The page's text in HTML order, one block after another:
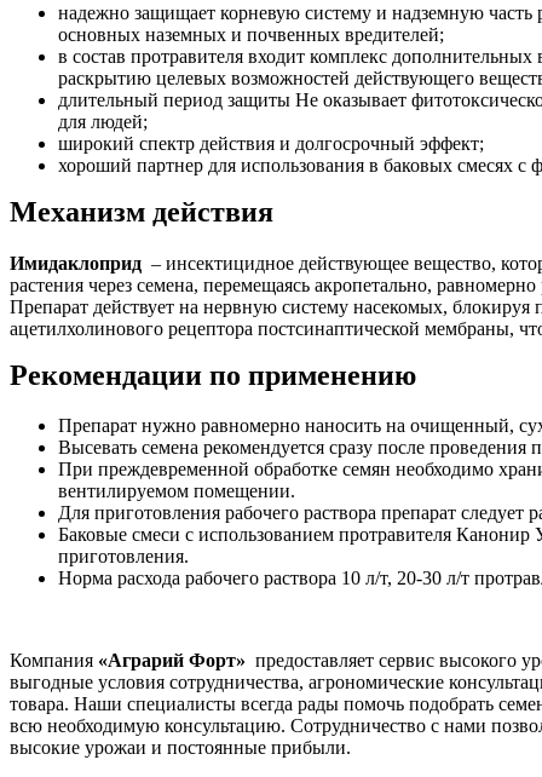
надежно защищает корневую систему и надземную часть
основных наземных и почвенных вредителей;
в состав протравителя входит комплекс
раскрытию целевых возможностей действующего
длительный период защиты Не оказывает
для людей;
широкий спектр действия и долгосрочный эффект;
хороший партнер для использования в баковых смесях
Механизм действия
Имидаклоприд – инсектицидное действующее вещество,
растения через семена, перемещаясь акропетально,
Препарат действует на нервную систему насекомых, блокируя
ацетилхолинового рецептора постсинаптической мембраны,
Рекомендации по применению
Препарат нужно равномерно наносить на очищенный,
Высевать семена рекомендуется сразу после проведения
При преждевременной обработке семян необходимо
вентилируемом помещении.
Для приготовления рабочего раствора препарат следует
Баковые смеси с использованием протравителя Канонир
приготовления.
Норма расхода рабочего раствора 10 л/т, 20-30 л/т
Компания «Аграрий Форт» предоставляет сервис высокого
выгодные условия сотрудничества, агрономические
товара. Наши специалисты всегда рады помочь подобрать
всю необходимую консультацию. Сотрудничество с нами
высокие урожаи и постоянные прибыли.